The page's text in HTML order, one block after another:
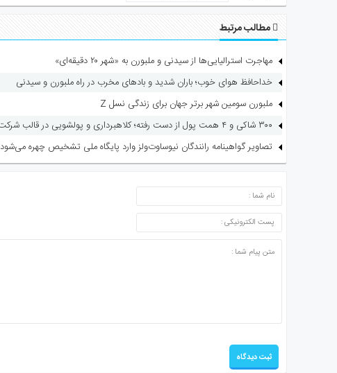
مطالب مرتبط
مهاجرت استرالیایی‌ها از سیدنی و ملبورن به «شهر ۲۰ دقیقه‌ای»
خداحافظ هوای خوب؛ باران شدید و بادهای مخرب در راه ملبورن و سیدنی
ملبورن سومین شهر برتر جهان برای زندگی نسل Z
۳۰۰ شاکی و ۴ همت پول از دست رفته؛ کلاهبرداری و پولشویی در قالب شرکت مهاجرتی
تصاویر گواهینامه رانندگان نیوساوت‌ولز وارد پایگاه ملی تشخیص چهره می‌شود
ارسال دیدگاه